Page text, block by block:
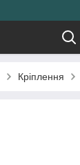
Кріплення